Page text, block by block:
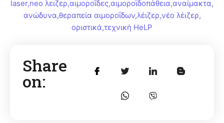
laser,neo λειζερ,αιμοροΐδες,αιμοροϊδοπάθεια,αναίμακτα,
ανώδυνα,θεραπεία αιμοροΐδων,λέιζερ,νέο λέιζερ,
οριστικά,τεχνική HeLP
Share
on: